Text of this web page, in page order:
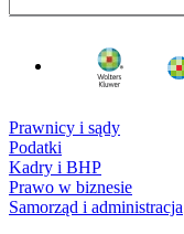
Prawnicy i sądy
Podatki
Kadry i BHP
Prawo w biznesie
Samorząd i administracja